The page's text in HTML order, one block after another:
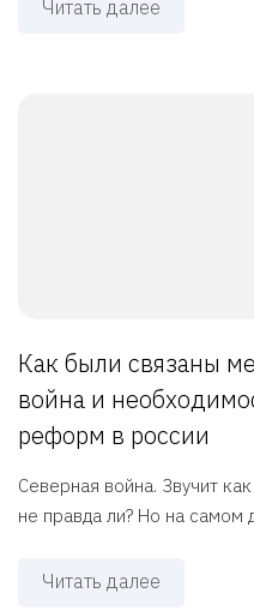
Читать далее
Как были связаны
война и
реформ в россии
Северная война. Звучит
не правда ли? Но на самом
Читать далее